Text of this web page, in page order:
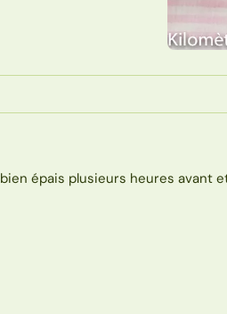
bien épais plusieurs heures avant